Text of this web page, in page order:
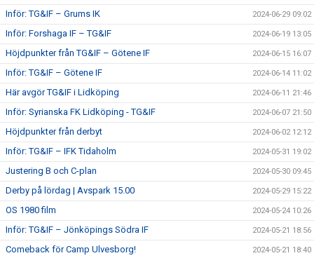
Inför: TG&IF – Grums IK 2024-06-29 09:02
Inför: Forshaga IF – TG&IF 2024-06-19 13:05
Höjdpunkter från TG&IF – Götene IF 2024-06-15 16:07
Inför: TG&IF – Götene IF 2024-06-14 11:02
Här avgör TG&IF i Lidköping 2024-06-11 21:46
Inför: Syrianska FK Lidköping - TG&IF 2024-06-07 21:50
Höjdpunkter från derbyt 2024-06-02 12:12
Inför: TG&IF – IFK Tidaholm 2024-05-31 19:02
Justering B och C-plan 2024-05-30 09:45
Derby på lördag | Avspark 15.00 2024-05-29 15:22
OS 1980 film 2024-05-24 10:26
Inför: TG&IF – Jönköpings Södra IF 2024-05-21 18:56
Comeback för Camp Ulvesborg! 2024-05-21 18:40